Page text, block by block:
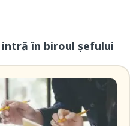
în biroul şefului